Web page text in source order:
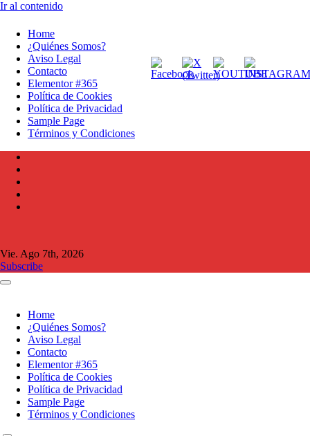
Ir al contenido
Home
¿Quiénes Somos?
Aviso Legal
Contacto
Elementor #365
Política de Cookies
Política de Privacidad
Sample Page
Términos y Condiciones
Vie. Ago 7th, 2026
Subscribe
Home
¿Quiénes Somos?
Aviso Legal
Contacto
Elementor #365
Política de Cookies
Política de Privacidad
Sample Page
Términos y Condiciones